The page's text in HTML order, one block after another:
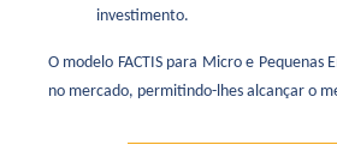
investimento.
O modelo FACTIS para Micro e
no mercado, permitindo-lhes alcançar o